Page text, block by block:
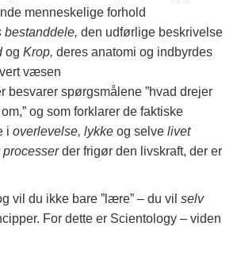
menneskelige forhold
bestanddele, den udførlige beskrivelse
og Krop, deres anatomi og indbyrdes
væsen
besvarer spørgsmålene ”hvad drejer
og som forklarer de faktiske
i overlevelse, lykke og selve livet
der frigør den livskraft, der er
vil du ikke bare ”lære” – du vil selv
For dette er Scientology – viden